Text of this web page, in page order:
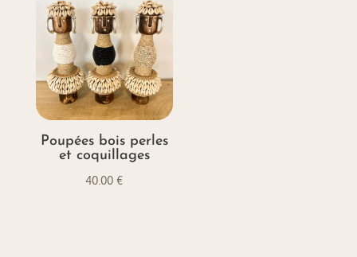
Poupées bois perles
et coquillages
40.00€